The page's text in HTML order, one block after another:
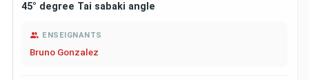
45° degree Tai sabaki angle
ENSEIGNANTS
Bruno Gonzalez